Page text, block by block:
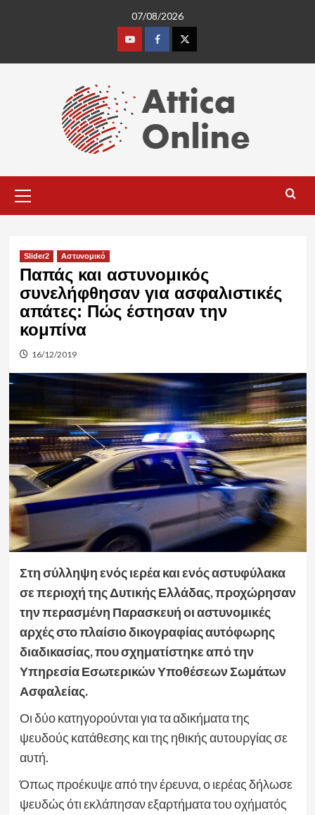
07/08/2026
YoutubeFacebookTwitter
Menu
Slider2 Αστυνομικό
Παπάς και αστυνομικός
συνελήφθησαν για ασφαλιστικές
απάτες: Πώς έστησαν την
κομπίνα
16/12/2019
Στη σύλληψη ενός ιερέα και ενός αστυφύλακα
σε περιοχή της Δυτικής Ελλάδας, προχώρησαν
την περασμένη Παρασκευή οι αστυνομικές
αρχές στο πλαίσιο δικογραφίας αυτόφωρης
διαδικασίας, που σχηματίστηκε από την
Υπηρεσία Εσωτερικών Υποθέσεων Σωμάτων
Ασφαλείας.
Οι δύο κατηγορούνται για τα αδικήματα της
ψευδούς κατάθεσης και της ηθικής αυτουργίας σε
αυτή.
Όπως προέκυψε από την έρευνα, ο ιερέας δήλωσε
ψευδώς ότι εκλάπησαν εξαρτήματα του οχήματός